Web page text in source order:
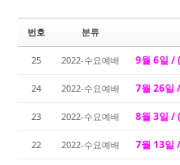
번호 분류
25 2022-수요예배 9월 6일 /
24 2022-수요예배 7월 26일
23 2022-수요예배 8월 3일 /
22 2022-수요예배 7월 13일